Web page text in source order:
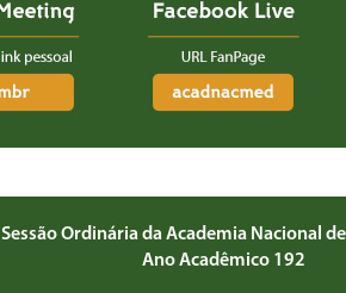
Sessão Ordinária da Academia Nacional
Ano Acadêmico 192